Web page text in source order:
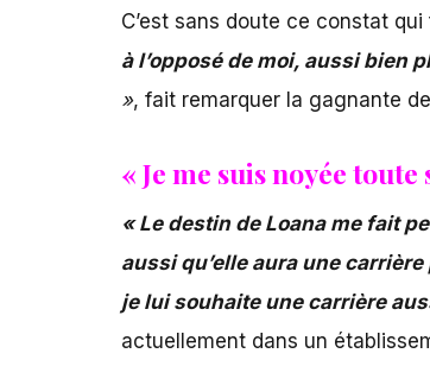
C’est sans doute ce constat
à l’opposé de moi, aussi bien
», fait remarquer la gagnante
« Je me suis noyée toute
« Le destin de Loana me fait
aussi qu’elle aura une
je lui souhaite une carrière
actuellement dans un